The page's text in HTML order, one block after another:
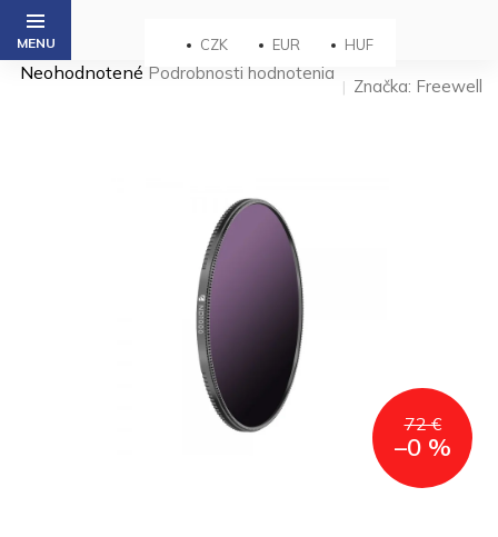
Prejsť
obsah
CZK EUR HUF
Priemerné
Neohodnotené Podrobnosti hodnotenia
Značka: Freewell
72 €
–0 %